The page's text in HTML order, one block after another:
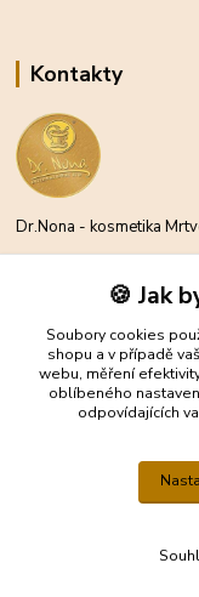
Kontakty
Dr.Nona - kosmetika
Michael Moder
+420
(Po-Pá, 8-16
info@eshop-
Michael Moder® –
🍪 Jak
Soubory cookies
shopu a v případě
webu, měření
oblíbeného
odpovídajících